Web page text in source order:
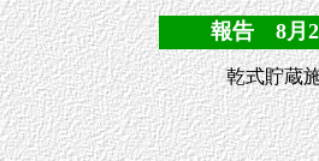
報告 8月
乾式貯蔵